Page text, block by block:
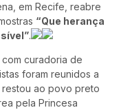
em Recife, reabre
“Que herança
.
curadoria de
foram reunidos a
ao povo preto
pela Princesa